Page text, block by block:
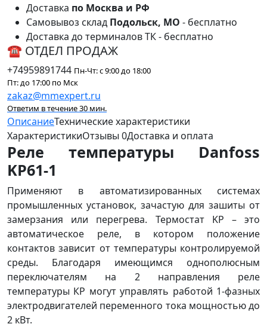
Доставка по Москва и РФ
Самовывоз склад Подольск, МО - бесплатно
Доставка до терминалов ТК - бесплатно
☎ ОТДЕЛ ПРОДАЖ
+74959891744 Пн-Чт: с 9:00 до 18:00
Пт: до 17:00 по Мск
zakaz@mmexpert.ru
Ответим в течение 30 мин.
ОписаниеТехнические характеристики
ХарактеристикиОтзывы 0Доставка и оплата
Реле температуры Danfoss
KP61-1
Применяют в автоматизированных системах
промышленных установок, зачастую для зашиты от
замерзания или перегрева. Термостат KP – это
автоматическое реле, в котором положение
контактов зависит от температуры контролируемой
среды. Благодаря имеющимся однополюсным
переключателям на 2 направления реле
температуры КР могут управлять работой 1-фазных
электродвигателей переменного тока мощностью до
2 кВт.